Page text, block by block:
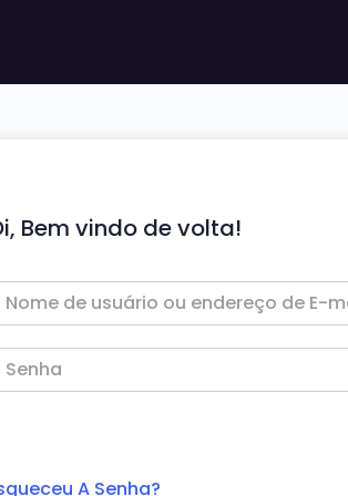
Bem vindo de volta!
A Senha?